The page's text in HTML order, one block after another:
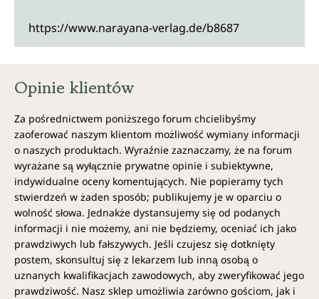
https://www.narayana-verlag.de/b8687
Opinie klientów
Za pośrednictwem poniższego forum chcielibyśmy
zaoferować naszym klientom możliwość wymiany informacji
o naszych produktach. Wyraźnie zaznaczamy, że na forum
wyrażane są wyłącznie prywatne opinie i subiektywne,
indywidualne oceny komentujących. Nie popieramy tych
stwierdzeń w żaden sposób; publikujemy je w oparciu o
wolność słowa. Jednakże dystansujemy się od podanych
informacji i nie możemy, ani nie będziemy, oceniać ich jako
prawdziwych lub fałszywych. Jeśli czujesz się dotknięty
postem, skonsultuj się z lekarzem lub inną osobą o
uznanych kwalifikacjach zawodowych, aby zweryfikować jego
prawdziwość. Nasz sklep umożliwia zarówno gościom, jak i